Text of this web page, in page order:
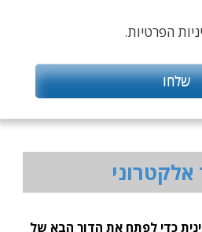
הפרטיות.
אלקטרוני
כדי לפתח את הדור הבא של